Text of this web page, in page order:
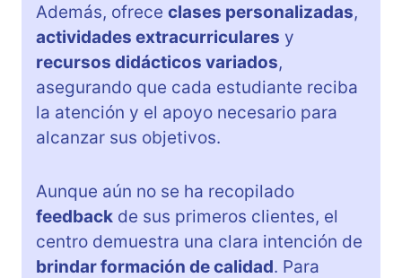
Además, ofrece clases personalizadas,
actividades extracurriculares y
recursos didácticos variados,
asegurando que cada estudiante reciba
la atención y el apoyo necesario para
alcanzar sus objetivos.
Aunque aún no se ha recopilado
feedback de sus primeros clientes, el
centro demuestra una clara intención de
brindar formación de calidad. Para